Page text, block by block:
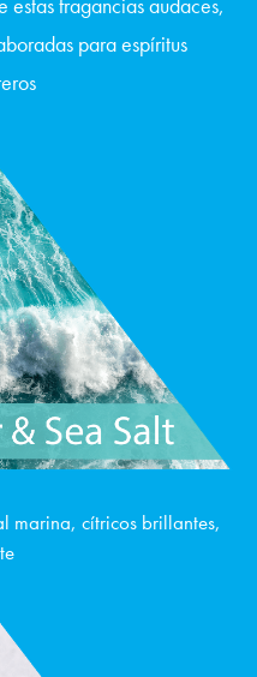
estas fragancias audaces,
para espíritus
marina, cítricos brillantes,